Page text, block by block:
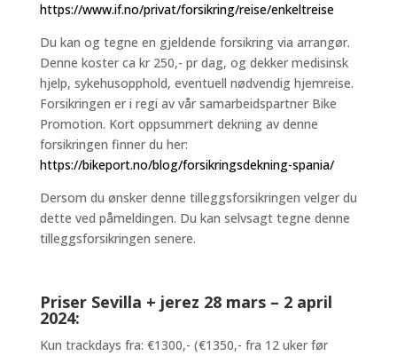
https://www.if.no/privat/forsikring/reise/enkeltreise
Du kan og tegne en gjeldende forsikring via arrangør.
Denne koster ca kr 250,- pr dag, og dekker medisinsk
hjelp, sykehusopphold, eventuell nødvendig hjemreise.
Forsikringen er i regi av vår samarbeidspartner Bike
Promotion. Kort oppsummert dekning av denne
forsikringen finner du her:
https://bikeport.no/blog/forsikringsdekning-spania/
Dersom du ønsker denne tilleggsforsikringen velger du
dette ved påmeldingen. Du kan selvsagt tegne denne
tilleggsforsikringen senere.
Priser Sevilla + jerez 28 mars – 2 april
2024:
Kun trackdays fra: €1300,- (€1350,- fra 12 uker før